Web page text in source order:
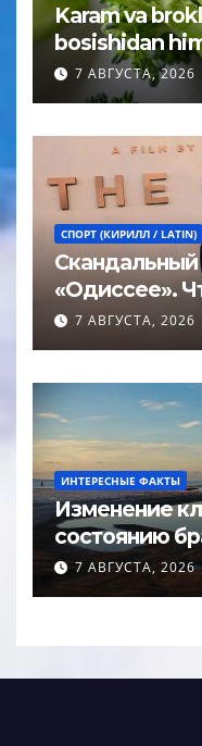
Karam va
bosishidan
topildi
7 АВГУСТА, 2026
СПОРТ (КИРИЛЛ / LATIN)
Скандальный
«Одиссее».
Эйвери
7 АВГУСТА, 2026
ИНТЕРЕСНЫЕ ФАКТЫ
Изменение
состоянию
7 АВГУСТА, 2026